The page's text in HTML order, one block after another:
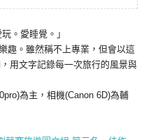
。愛睡覺。」
趣。雖然稱不上專業，但會以這
用文字記錄每一次旅行的風景與
為主，相機(Canon 6D)為輔